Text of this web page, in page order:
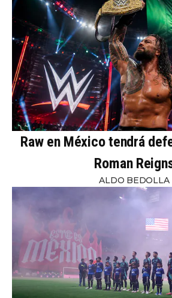
Raw en México tendrá
Roman
ALDO BEDOLLA